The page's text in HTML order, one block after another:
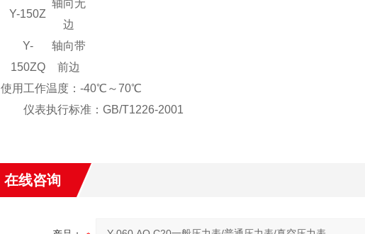
Y-150Z
轴向无
边
Y-
150ZQ
轴向带
前边
使用工作温度：-40℃～70℃
仪表执行标准：GB/T1226-2001
在线咨询